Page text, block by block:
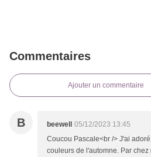
Commentaires
Ajouter un commentaire
B beewell
05/12/2023 13:45
Coucou Pascale<br /> J'ai
couleurs de l'automne. Par